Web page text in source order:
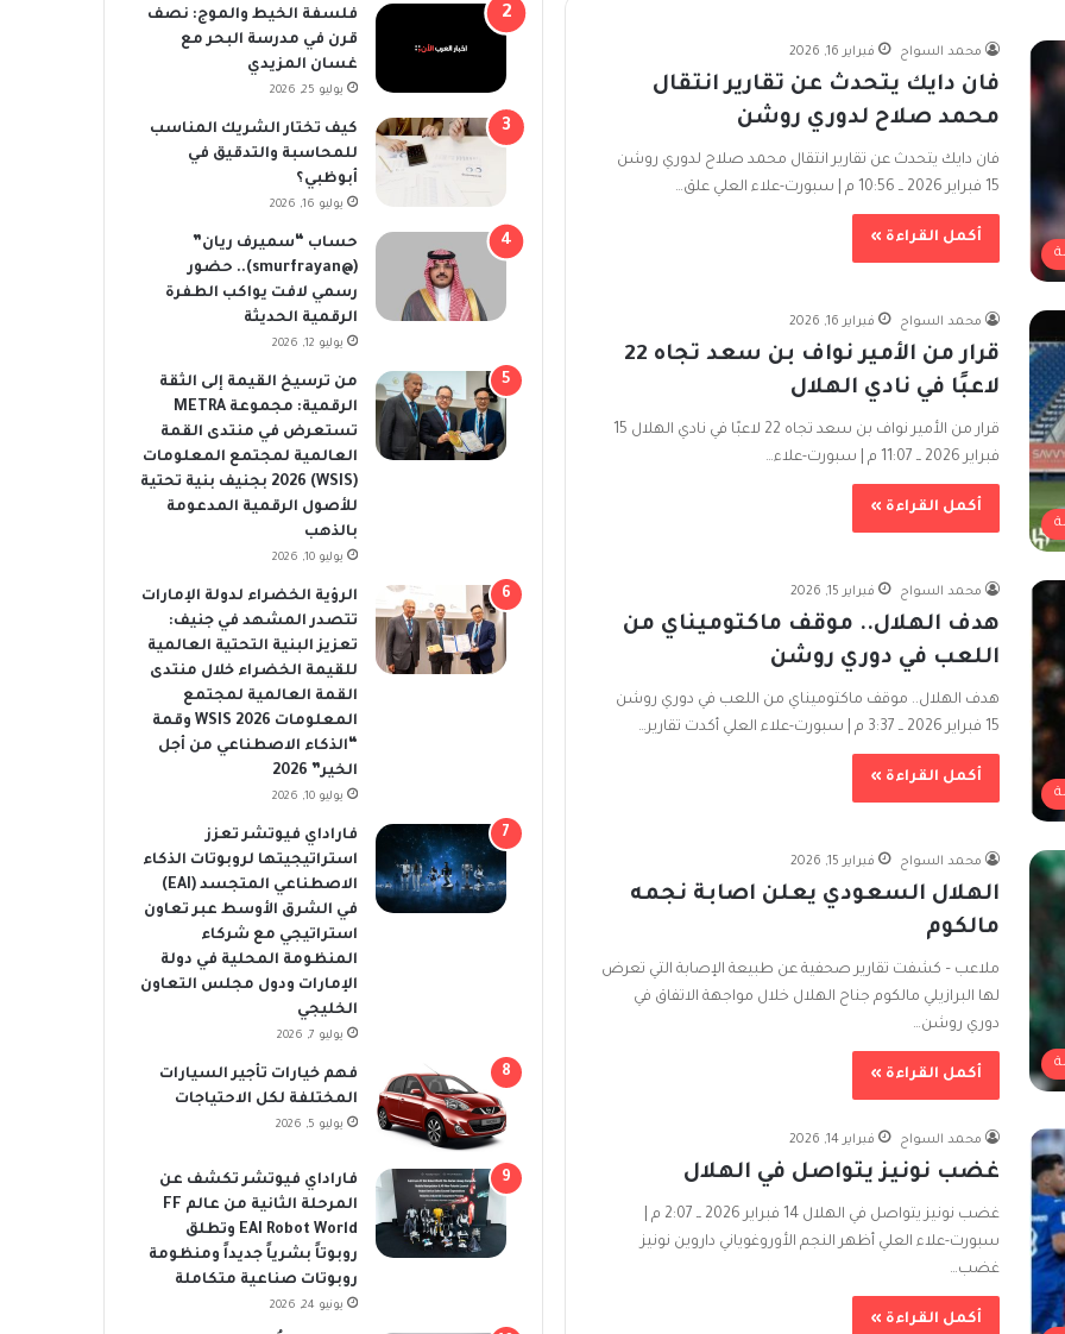
محمد السواح فبراير 16, 2026
فان دايك يتحدث عن تقارير انتقال
محمد صلاح لدوري روشن
فان دايك يتحدث عن تقارير انتقال محمد صلاح لدوري روشن
15 فبراير 2026 ــ 10:56 م | سبورت-علاء العلي علق…
أكمل القراءة »
محمد السواح فبراير 16, 2026
قرار من الأمير نواف بن سعد تجاه 22
لاعبًا في نادي الهلال
قرار من الأمير نواف بن سعد تجاه 22 لاعبًا في نادي الهلال 15
فبراير 2026 ــ 11:07 م | سبورت-علاء…
أكمل القراءة »
محمد السواح فبراير 15, 2026
هدف الهلال.. موقف ماكتوميناي من
اللعب في دوري روشن
هدف الهلال.. موقف ماكتوميناي من اللعب في دوري روشن
15 فبراير 2026 ــ 3:37 م | سبورت-علاء العلي أكدت تقارير…
أكمل القراءة »
محمد السواح فبراير 15, 2026
الهلال السعودي يعلن اصابة نجمه
مالكوم
ملاعب – كشفت تقارير صحفية عن طبيعة الإصابة التي تعرض
لها البرازيلي مالكوم جناح الهلال خلال مواجهة الاتفاق في
دوري روشن…
أكمل القراءة »
محمد السواح فبراير 14, 2026
غضب نونيز يتواصل في الهلال
غضب نونيز يتواصل في الهلال 14 فبراير 2026 ــ 2:07 م |
سبورت-علاء العلي أظهر النجم الأوروغوياني داروين نونيز
غضب…
أكمل القراءة »
فلسفة الخيط والموج: نصف
قرن في مدرسة البحر مع
غسان المزيدي
يوليو 25, 2026
كيف تختار الشريك المناسب
للمحاسبة والتدقيق في
أبوظبي؟
يوليو 16, 2026
حساب “سميرف ريان”
(@smurfrayan).. حضور
رسمي لافت يواكب الطفرة
الرقمية الحديثة
يوليو 12, 2026
من ترسيخ القيمة إلى الثقة
الرقمية: مجموعة METRA
تستعرض في منتدى القمة
العالمية لمجتمع المعلومات
(WSIS) 2026 بجنيف بنية تحتية
للأصول الرقمية المدعومة
بالذهب
يوليو 10, 2026
الرؤية الخضراء لدولة الإمارات
تتصدر المشهد في جنيف:
تعزيز البنية التحتية العالمية
للقيمة الخضراء خلال منتدى
القمة العالمية لمجتمع
المعلومات WSIS 2026 وقمة
“الذكاء الاصطناعي من أجل
الخير” 2026
يوليو 10, 2026
فاراداي فيوتشر تعزز
استراتيجيتها لروبوتات الذكاء
الاصطناعي المتجسد (EAI)
في الشرق الأوسط عبر تعاون
استراتيجي مع شركاء
المنظومة المحلية في دولة
الإمارات ودول مجلس التعاون
الخليجي
يوليو 7, 2026
فهم خيارات تأجير السيارات
المختلفة لكل الاحتياجات
يوليو 5, 2026
فاراداي فيوتشر تكشف عن
المرحلة الثانية من عالم FF
EAI Robot World وتطلق
روبوتاً بشرياً جديداً ومنظومة
روبوتات صناعية متكاملة
يونيو 24, 2026